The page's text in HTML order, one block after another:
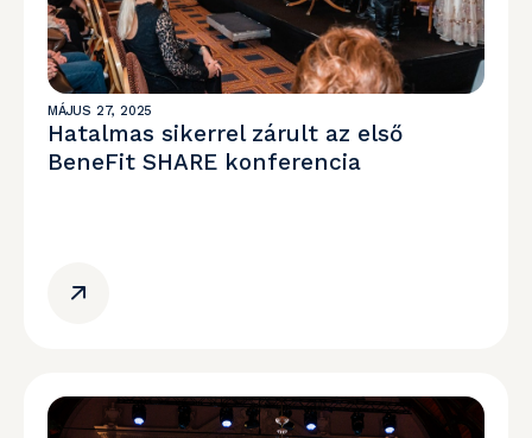
MÁJUS 27, 2025
Hatalmas sikerrel zárult az első
BeneFit SHARE konferencia